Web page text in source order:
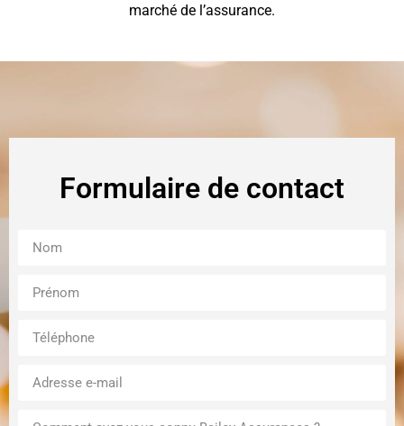
marché de l’assurance.
Formulaire de contact